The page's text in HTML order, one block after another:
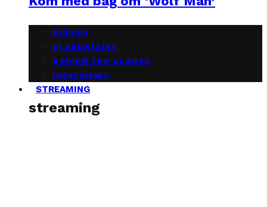
pulsen
vi anbefaler
behind the scenes
interviews
STREAMING
streaming